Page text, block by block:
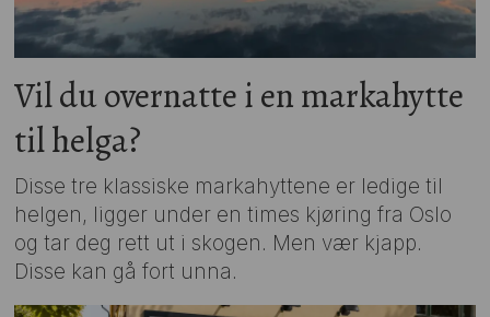
Vil du overnatte i en markahytte
til helga?
Disse tre klassiske markahyttene er ledige til
helgen, ligger under en times kjøring fra Oslo
og tar deg rett ut i skogen. Men vær kjapp.
Disse kan gå fort unna.